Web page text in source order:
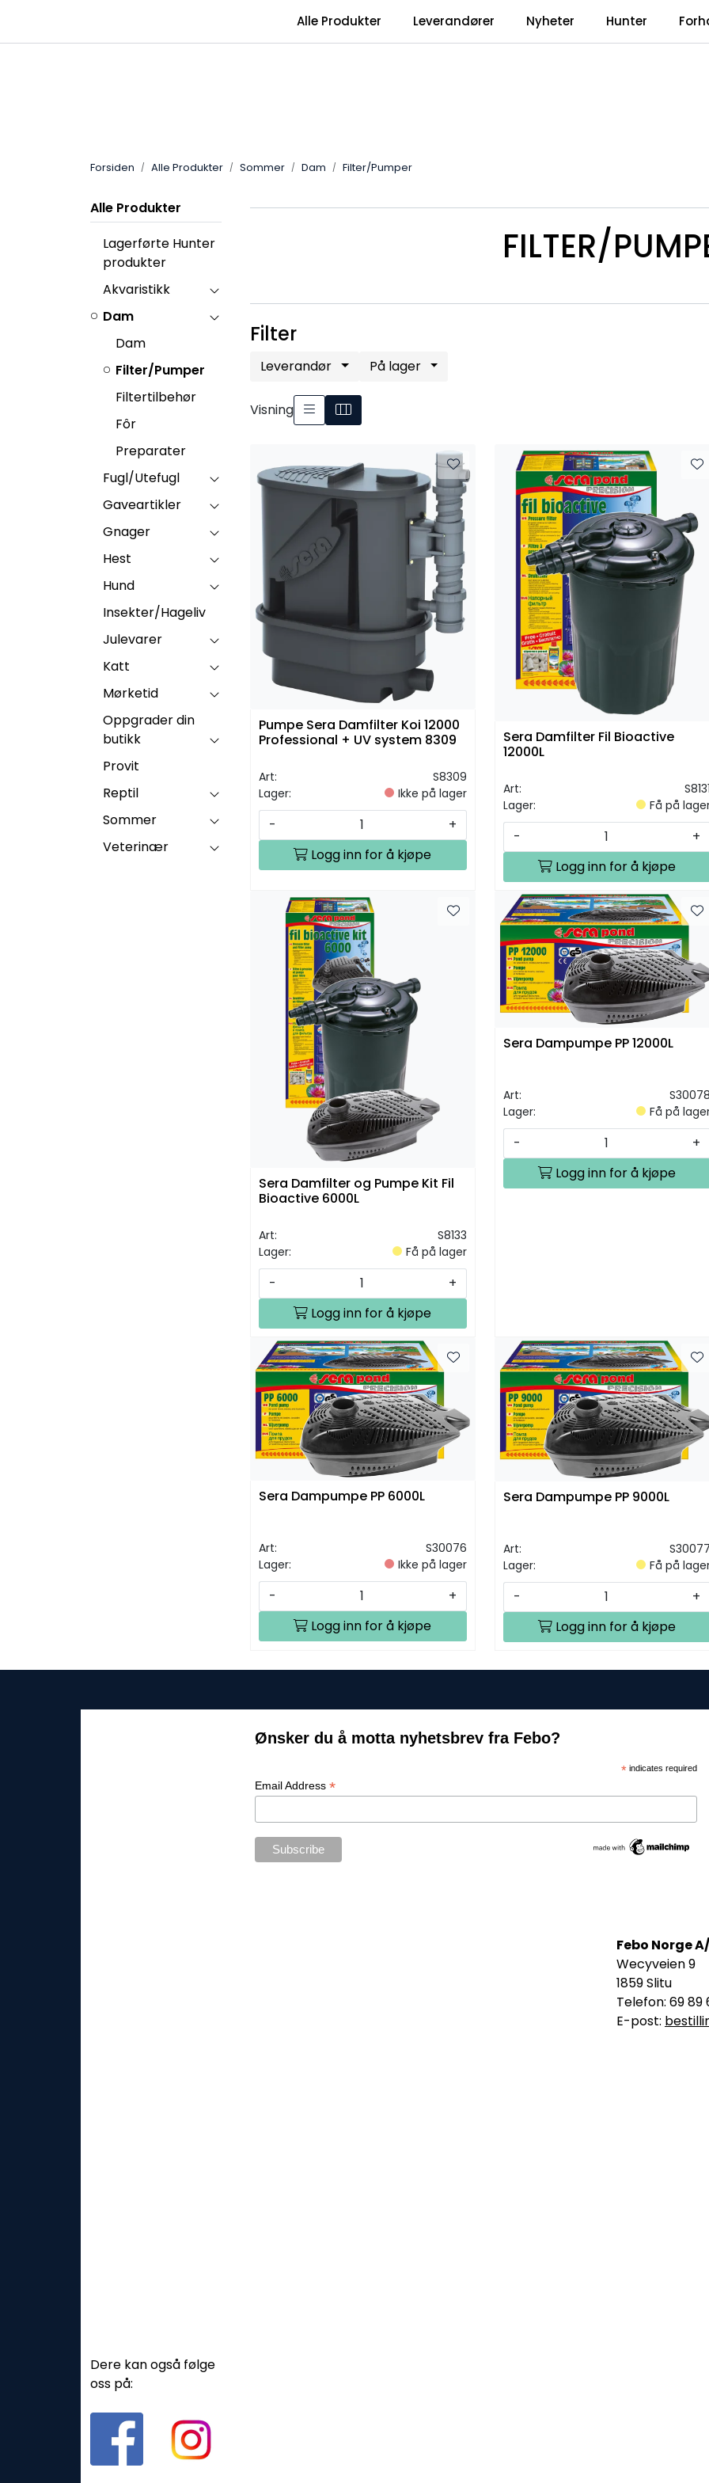
Alle Produkter Leverandører Nyheter Hunter
Forsiden Alle Produkter Sommer Dam Filter/Pumper
Alle Produkter
Lagerførte Hunter
produkter
Akvaristikk
Dam
Dam
Filter/Pumper
Filtertilbehør
Fôr
Preparater
Fugl/Utefugl
Gaveartikler
Gnager
Hest
Hund
Insekter/Hageliv
Julevarer
Katt
Mørketid
Oppgrader din
butikk
Provit
Reptil
Sommer
Veterinær
FILTER/
Filter
Leverandør På lager
Visning
Pumpe Sera Damfilter Koi 12000
Professional + UV system 8309
Art:
S8309
Lager:
Ikke på lager
-
+
Logg inn for å kjøpe
Sera Damfilter Fil Bioactive
12000L
Art:
Lager:
Få på
-
+
Logg inn for å kjøpe
Sera Damfilter og Pumpe Kit Fil
Bioactive 6000L
Art:
S8133
Lager:
Få på lager
-
+
Logg inn for å kjøpe
Sera Dampumpe PP 12000L
Art:
Lager:
Få på
-
+
Logg inn for å kjøpe
Sera Dampumpe PP 6000L
Art:
S30076
Lager:
Ikke på lager
-
+
Logg inn for å kjøpe
Sera Dampumpe PP 9000L
Art:
Lager:
Få på
-
+
Logg inn for å kjøpe
Ønsker du å motta nyhetsbrev fra Febo?
*indicates required
Email Address *
Febo Norge
Wecyveien 9
1859 Slitu
Telefon: 69 89
E-post:
Dere kan også følge
oss på: